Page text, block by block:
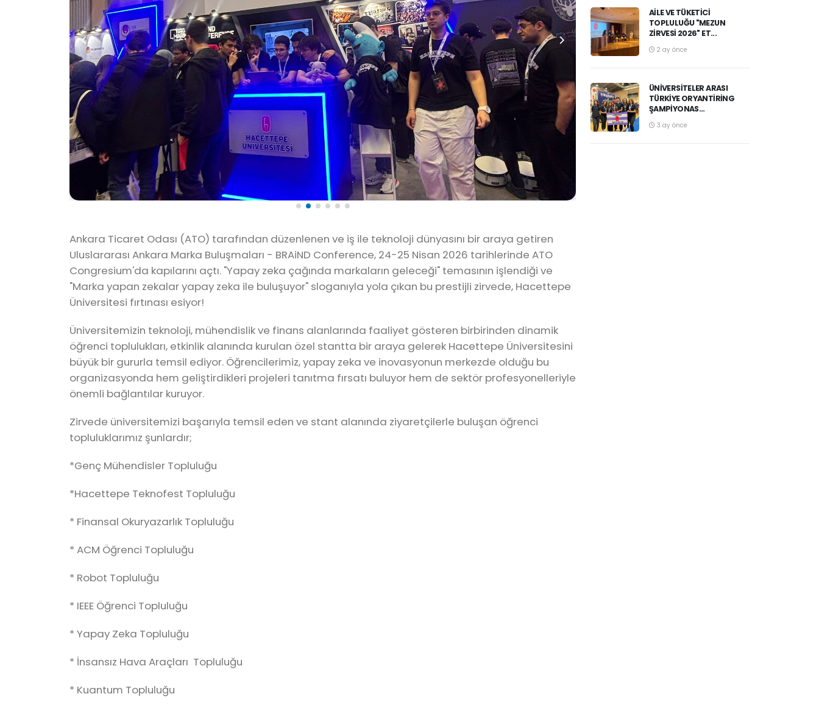
Ankara Ticaret Odası (ATO) tarafından düzenlenen ve iş ile teknoloji dünyasını bir araya getiren
Uluslararası Ankara Marka Buluşmaları - BRAiND Conference, 24-25 Nisan 2026 tarihlerinde ATO
Congresium'da kapılarını açtı. "Yapay zeka çağında markaların geleceği" temasının işlendiği ve
"Marka yapan zekalar yapay zeka ile buluşuyor" sloganıyla yola çıkan bu prestijli zirvede, Hacettepe
Üniversitesi fırtınası esiyor!
Üniversitemizin teknoloji, mühendislik ve finans alanlarında faaliyet gösteren birbirinden dinamik
öğrenci toplulukları, etkinlik alanında kurulan özel stantta bir araya gelerek Hacettepe Üniversitesini
büyük bir gururla temsil ediyor. Öğrencilerimiz, yapay zeka ve inovasyonun merkezde olduğu bu
organizasyonda hem geliştirdikleri projeleri tanıtma fırsatı buluyor hem de sektör profesyonelleriyle
önemli bağlantılar kuruyor.
Zirvede üniversitemizi başarıyla temsil eden ve stant alanında ziyaretçilerle buluşan öğrenci
topluluklarımız şunlardır;
*Genç Mühendisler Topluluğu
*Hacettepe Teknofest Topluluğu
* Finansal Okuryazarlık Topluluğu
* ACM Öğrenci Topluluğu
* Robot Topluluğu
* IEEE Öğrenci Topluluğu
* Yapay Zeka Topluluğu
* İnsansız Hava Araçları Topluluğu
* Kuantum Topluluğu
AILE VE TÜKETICI
TOPLULUĞU "MEZUN
ZIRVESI 2026" ET...
2 ay önce
ÜNIVERSITELER ARASI
TÜRKIYE ORYANTIRING
ŞAMPIYONAS...
3 ay önce